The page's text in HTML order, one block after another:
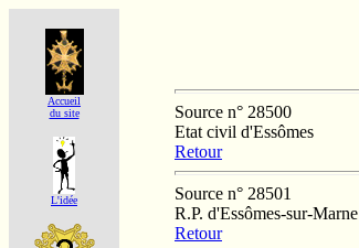
Accueil
du site
L'idée
Source n° 28500
Etat civil d'Essômes
Retour
Source n° 28501
R.P. d'Essômes-sur-Marne
Retour